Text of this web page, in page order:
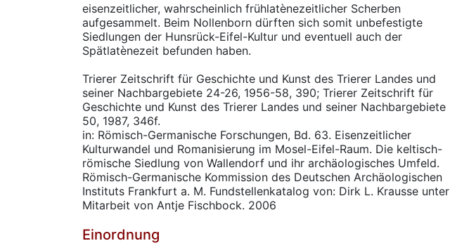
eisenzeitlicher, wahrscheinlich frühlatènezeitlicher Scherben
aufgesammelt. Beim Nollenborn dürften sich somit unbefestigte
Siedlungen der Hunsrück-Eifel-Kultur und eventuell auch der
Spätlatènezeit befunden haben.
Trierer Zeitschrift für Geschichte und Kunst des Trierer Landes und
seiner Nachbargebiete 24-26, 1956-58, 390; Trierer Zeitschrift für
Geschichte und Kunst des Trierer Landes und seiner Nachbargebiete
50, 1987, 346f.
in: Römisch-Germanische Forschungen, Bd. 63. Eisenzeitlicher
Kulturwandel und Romanisierung im Mosel-Eifel-Raum. Die keltisch-
römische Siedlung von Wallendorf und ihr archäologisches Umfeld.
Römisch-Germanische Kommission des Deutschen Archäologischen
Instituts Frankfurt a. M. Fundstellenkatalog von: Dirk L. Krausse unter
Mitarbeit von Antje Fischbock. 2006
Einordnung